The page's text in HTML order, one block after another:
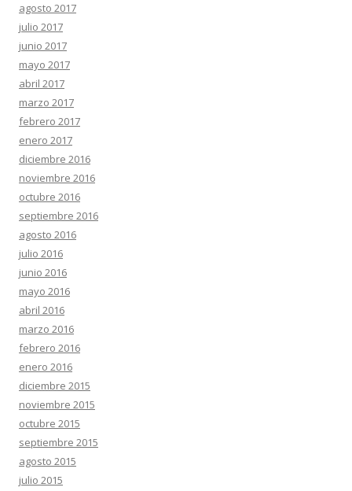
agosto 2017
julio 2017
junio 2017
mayo 2017
abril 2017
marzo 2017
febrero 2017
enero 2017
diciembre 2016
noviembre 2016
octubre 2016
septiembre 2016
agosto 2016
julio 2016
junio 2016
mayo 2016
abril 2016
marzo 2016
febrero 2016
enero 2016
diciembre 2015
noviembre 2015
octubre 2015
septiembre 2015
agosto 2015
julio 2015